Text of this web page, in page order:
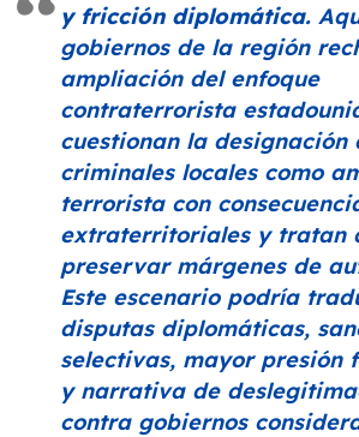
y fricción diplomática.
gobiernos de la región
ampliación del enfoque
contraterrorista
cuestionan la designación
criminales locales como
terrorista con
extraterritoriales y tratan
preservar márgenes de
Este escenario podría
disputas diplomáticas,
selectivas, mayor presión
y narrativa de
contra gobiernos